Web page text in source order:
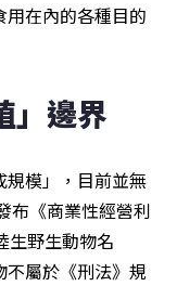
用在內的各種目的
」邊界
規模」，目前並無
布《商業性經營利
生野生動物名
屬於《刑法》規